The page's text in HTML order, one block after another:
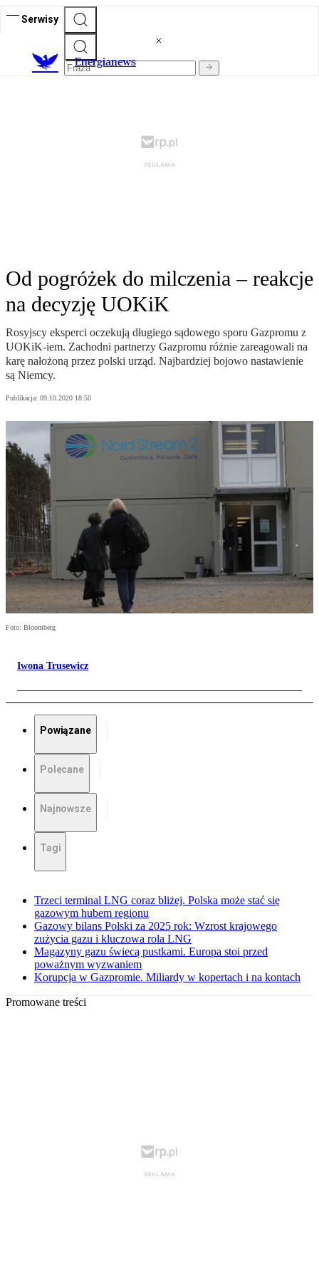
Serwisy
Energianews
Od pogróżek do milczenia – reakcje
na decyzję UOKiK
Rosyjscy eksperci oczekują długiego sądowego sporu Gazpromu z
UOKiK-iem. Zachodni partnerzy Gazpromu różnie zareagowali na
karę nałożoną przez polski urząd. Najbardziej bojowo nastawienie
są Niemcy.
Publikacja: 09.10.2020 18:50
Foto: Bloomberg
Iwona Trusewicz
Powiązane
Polecane
Najnowsze
Tagi
Trzeci terminal LNG coraz bliżej. Polska może stać się
gazowym hubem regionu
Gazowy bilans Polski za 2025 rok: Wzrost krajowego
zużycia gazu i kluczowa rola LNG
Magazyny gazu świecą pustkami. Europa stoi przed
poważnym wyzwaniem
Korupcja w Gazpromie. Miliardy w kopertach i na kontach
Promowane treści